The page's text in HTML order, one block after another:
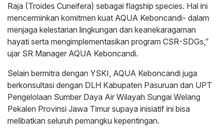
Raja (Troides Cuneifera) sebagai flagship species. Hal ini
mencerminkan komitmen kuat AQUA Keboncandi- dalam
menjaga kelestarian lingkungan dan keanekaragaman
hayati serta mengimplementasikan program CSR-SDGs,”
ujar SR Manager AQUA Keboncandi.
Selain bermitra dengan YSKI, AQUA Keboncandi juga
berkonsultasi dengan DLH Kabupaten Pasuruan dan UPT
Pengelolaan Sumber Daya Air Wilayah Sungai Welang
Pekalen Provinsi Jawa Timur supaya inisiatif ini bisa
melibatkan seluruh pemangku kepentingan.